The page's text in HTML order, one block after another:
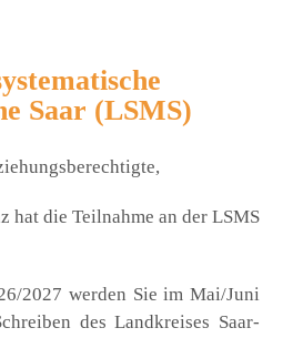
Saar (LSMS)
hat die Teil­nah­me an der LSMS
2027 wer­den Sie im Mai/Juni
des Land­krei­ses Saar­